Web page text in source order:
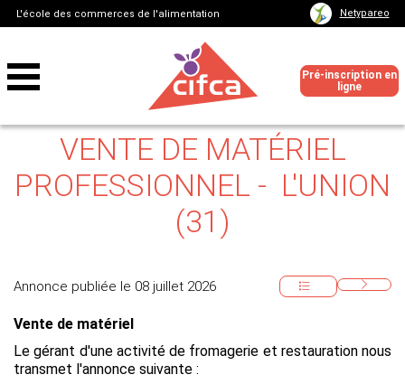
L'école des commerces de l'alimentation Netypareo
Pré-inscription en
ligne
VENTE DE MATÉRIEL
PROFESSIONNEL - L'UNION
(31)
Annonce publiée le 08 juillet 2026
Vente de matériel
Le gérant d'une activité de fromagerie et restauration nous
transmet l'annonce suivante :